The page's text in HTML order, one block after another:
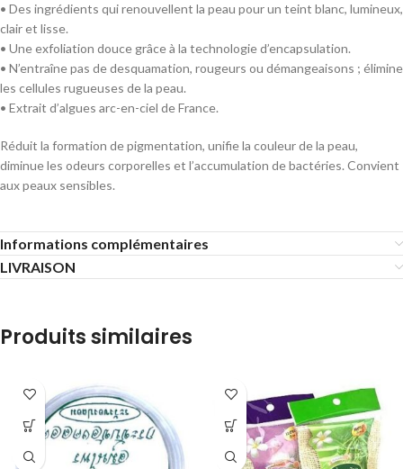
• Des ingrédients qui renouvellent la peau pour un teint blanc, lumineux,
clair et lisse.
• Une exfoliation douce grâce à la technologie d’encapsulation.
• N’entraîne pas de desquamation, rougeurs ou démangeaisons ; élimine
les cellules rugueuses de la peau.
• Extrait d’algues arc-en-ciel de France.
Réduit la formation de pigmentation, unifie la couleur de la peau,
diminue les odeurs corporelles et l’accumulation de bactéries. Convient
aux peaux sensibles.
Informations complémentaires
LIVRAISON
Produits similaires